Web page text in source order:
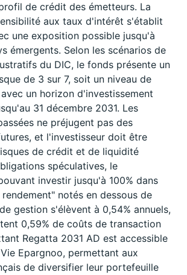
de crédit des émetteurs. La
aux taux d'intérêt s'établit
une exposition possible jusqu'à
émergents. Selon les scénarios de
du DIC, le fonds présente un
de 3 sur 7, soit un niveau de
un horizon d'investissement
31 décembre 2031. Les
ne préjugent pas des
et l'investisseur doit être
de crédit et de liquidité
spéculatives, le
investir jusqu'à 100% dans
notés en dessous de
gestion s'élèvent à 0,54% annuels,
0,59% de coûts de transaction
Regatta 2031 AD est accessible
Epargnoo, permettant aux
de diversifier leur portefeuille